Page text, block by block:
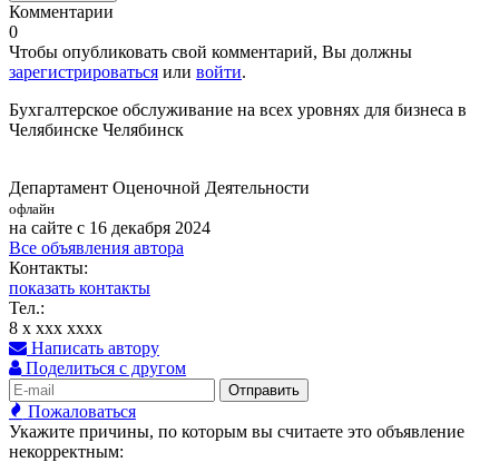
Комментарии
0
Чтобы опубликовать свой комментарий, Вы должны
зарегистрироваться или войти.
Бухгалтерское обслуживание на всех уровнях для бизнеса в
Челябинске Челябинск
Департамент Оценочной Деятельности
офлайн
на сайте с 16 декабря 2024
Все объявления автора
Контакты:
показать контакты
Тел.:
8 x xxx xxxx
Написать автору
Поделиться с другом
Отправить
Пожаловаться
Укажите причины, по которым вы считаете это объявление
некорректным: